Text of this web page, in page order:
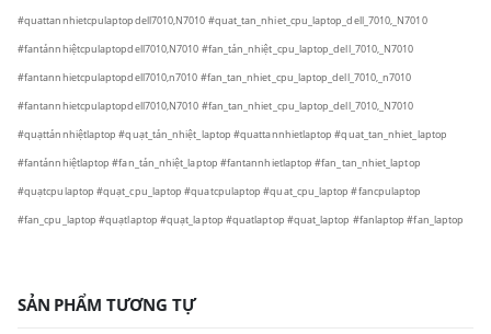
#quattannhietcpulaptopdell7010,N7010 #quat_tan_nhiet_cpu_laptop_dell_7010,_N7010
#fantảnnhiệtcpulaptopdell7010,N7010 #fan_tản_nhiệt_cpu_laptop_dell_7010,_N7010
#fantannhietcpulaptopdell7010,n7010 #fan_tan_nhiet_cpu_laptop_dell_7010,_n7010
#fantannhietcpulaptopdell7010,N7010 #fan_tan_nhiet_cpu_laptop_dell_7010,_N7010
#quạttảnnhiệtlaptop #quạt_tản_nhiệt_laptop #quattannhietlaptop #quat_tan_nhiet_laptop
#fantảnnhiệtlaptop #fan_tản_nhiệt_laptop #fantannhietlaptop #fan_tan_nhiet_laptop
#quạtcpulaptop #quạt_cpu_laptop #quatcpulaptop #quat_cpu_laptop #fancpulaptop
#fan_cpu_laptop #quạtlaptop #quạt_laptop #quatlaptop #quat_laptop #fanlaptop #fan_laptop
SẢN PHẨM TƯƠNG TỰ